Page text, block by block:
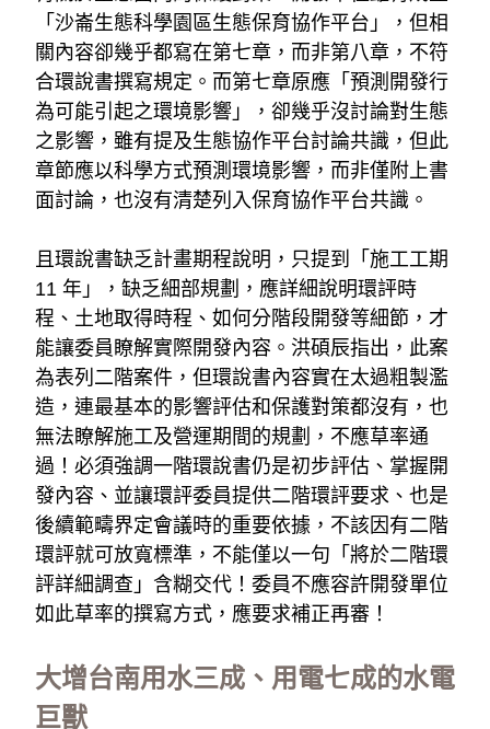
「沙崙生態科學園區生態保育協作平台」，但相
關內容卻幾乎都寫在第七章，而非第八章，不符
合環說書撰寫規定。而第七章原應「預測開發行
為可能引起之環境影響」，卻幾乎沒討論對生態
之影響，雖有提及生態協作平台討論共識，但此
章節應以科學方式預測環境影響，而非僅附上書
面討論，也沒有清楚列入保育協作平台共識。
且環說書缺乏計畫期程說明，只提到「施工工期
11 年」，缺乏細部規劃，應詳細說明環評時
程、土地取得時程、如何分階段開發等細節，才
能讓委員瞭解實際開發內容。洪碩辰指出，此案
為表列二階案件，但環說書內容實在太過粗製濫
造，連最基本的影響評估和保護對策都沒有，也
無法瞭解施工及營運期間的規劃，不應草率通
過！必須強調一階環說書仍是初步評估、掌握開
發內容、並讓環評委員提供二階環評要求、也是
後續範疇界定會議時的重要依據，不該因有二階
環評就可放寬標準，不能僅以一句「將於二階環
評詳細調查」含糊交代！委員不應容許開發單位
如此草率的撰寫方式，應要求補正再審！
大增台南用水三成、用電七成的水電
巨獸